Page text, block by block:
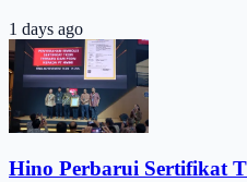
1 days ago
Hino Perbarui Sertifikat